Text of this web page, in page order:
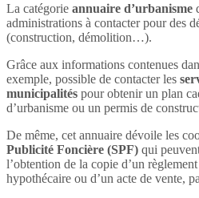
La catégorie annuaire d’urbanisme
administrations à contacter pour des
(construction, démolition…).
Grâce aux informations contenues
exemple, possible de contacter les
municipalités pour obtenir un plan
d’urbanisme ou un permis de
De même, cet annuaire dévoile les
Publicité Foncière (SPF) qui
l’obtention de la copie d’un
hypothécaire ou d’un acte de vente,